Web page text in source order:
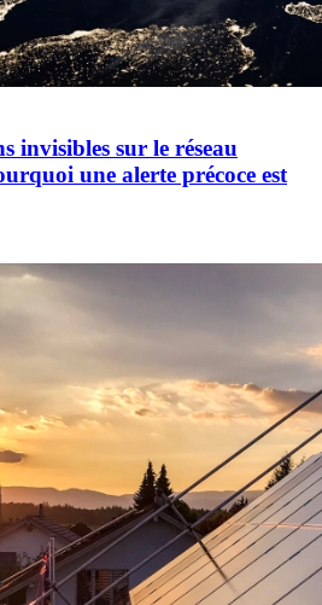
invisibles sur le réseau
une alerte précoce est